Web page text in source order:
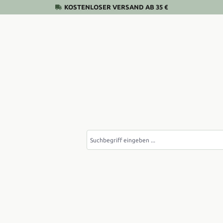
KOSTENLOSER VERSAND AB 35 €